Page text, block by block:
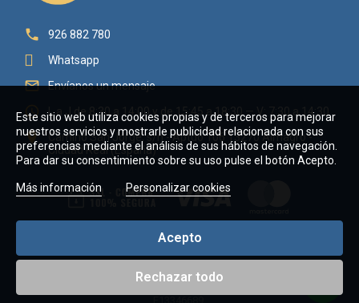

926 882 780
Whatsapp
 Envíanos un mensaje
 L a J de 8:30 a 14:00 y de 15:45 a 18:30 — V: 7:30 a 14:30

Camino San Jorge, s/n - Aptdo 106 13270 Almagro -
Ciudad Real (España)
Este sitio web utiliza cookies propias y de terceros para mejorar
nuestros servicios y mostrarle publicidad relacionada con sus
preferencias mediante el análisis de sus hábitos de navegación.
Para dar su consentimiento sobre su uso pulse el botón Acepto.
Más información Personalizar cookies
Rechazar todo
Acepto